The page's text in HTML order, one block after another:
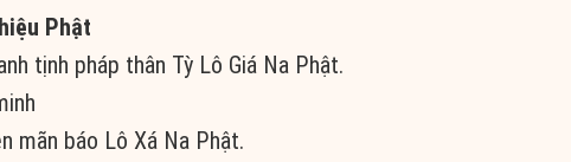
Phật
tịnh pháp thân Tỳ Lô Giá Na Phật.
mãn báo Lô Xá Na Phật.